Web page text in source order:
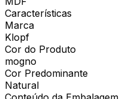
Características
Marca
Klopf
Cor do Produto
mogno
Cor Predominante
Natural